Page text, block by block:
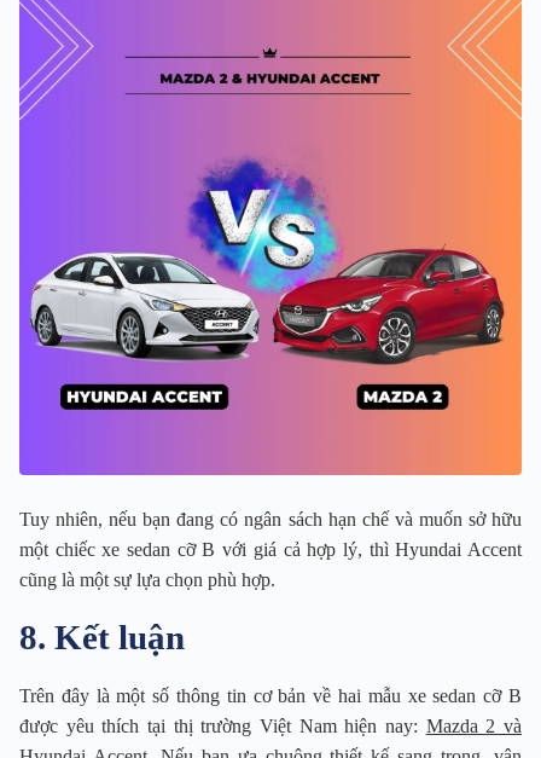
Tuy nhiên, nếu bạn đang có ngân sách hạn chế và muốn sở hữu
một chiếc xe sedan cỡ B với giá cả hợp lý, thì Hyundai Accent
cũng là một sự lựa chọn phù hợp.
8. Kết luận
Trên đây là một số thông tin cơ bản về hai mẫu xe sedan cỡ B
được yêu thích tại thị trường Việt Nam hiện nay: Mazda 2 và